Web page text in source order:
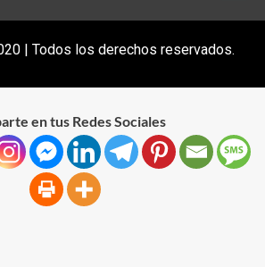
| Todos los derechos reservados.
en tus Redes Sociales